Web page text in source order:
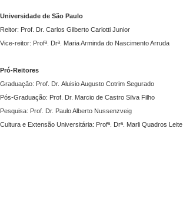
Universidade de São Paulo
Reitor: Prof. Dr. Carlos Gilberto Carlotti Junior
Vice-reitor: Profª. Drª. Maria Arminda do Nascimento Arruda
Pró-Reitores
Graduação: Prof. Dr. Aluisio Augusto Cotrim Segurado
Pós-Graduação: Prof. Dr. Marcio de Castro Silva Filho
Pesquisa: Prof. Dr. Paulo Alberto Nussenzveig
Cultura e Extensão Universitária: Profª. Drª. Marli Quadros Leite